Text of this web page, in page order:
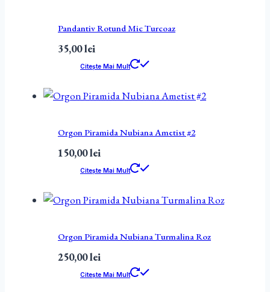
Pandantiv Rotund Mic Turcoaz
35,00lei
Citește Mai Mult
Orgon Piramida Nubiana Ametist #2
150,00lei
Citește Mai Mult
Orgon Piramida Nubiana Turmalina Roz
250,00lei
Citește Mai Mult